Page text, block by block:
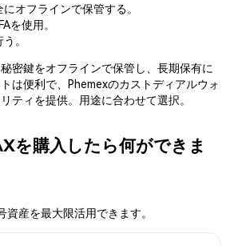
オフラインで保管する。
を使用。
。
密鍵をオフラインで保管し、長期保有に
は便利で、Phemexのカストディアルウォ
ティを提供。用途に合わせて選択。
を購入したら何ができま
産を最大限活用できます。